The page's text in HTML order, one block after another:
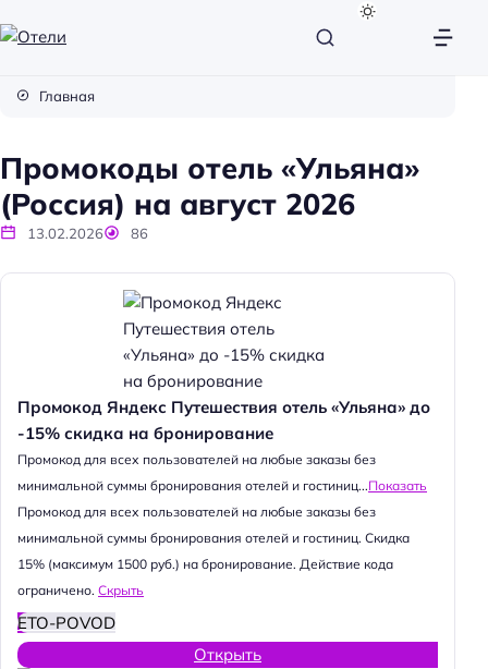
и
Главная
Промокоды отель «Ульяна»
(Россия) на август 2026
13.02.2026 86
Промокод Яндекс Путешествия отель «Ульяна» до
-15% скидка на бронирование
Промокод для всех пользователей на любые заказы без
минимальной суммы бронирования отелей и гостиниц...Показать
Промокод для всех пользователей на любые заказы без
минимальной суммы бронирования отелей и гостиниц. Скидка
15% (максимум 1500 руб.) на бронирование. Действие кода
ограничено. Скрыть
ETO-POVOD
Открыть